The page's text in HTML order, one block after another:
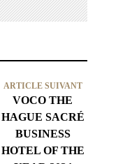
ARTICLE SUIVANT
VOCO THE
HAGUE SACRÉ
BUSINESS
HOTEL OF THE